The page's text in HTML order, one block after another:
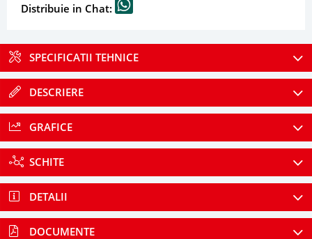
Distribuie in Chat:
SPECIFICATII TEHNICE
DESCRIERE
GRAFICE
SCHITE
DETALII
DOCUMENTE